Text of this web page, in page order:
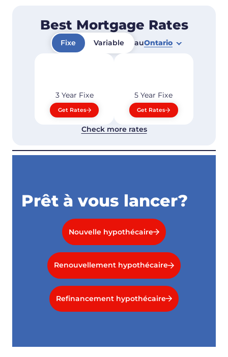
Best Mortgage Rates
Fixe Variable auOntario
3 Year Fixe
Get Rates
5 Year Fixe
Get Rates
Check more rates
Prêt à vous lancer?
Nouvelle hypothécaire
Renouvellement hypothécaire
Refinancement hypothécaire